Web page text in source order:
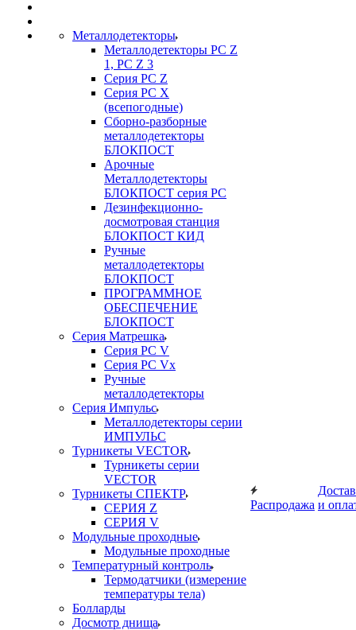
Металлодетекторы
Металлодетекторы РС Z
1, PC Z 3
Серия РС Z
Серия РС X
(всепогодные)
Сборно-разборные
металлодетекторы
БЛОКПОСТ
Арочные
Металлодетекторы
БЛОКПОСТ серия РС
Дезинфекционно-
досмотровая станция
БЛОКПОСТ КИД
Ручные
металлодетекторы
БЛОКПОСТ
ПРОГРАММНОЕ
ОБЕСПЕЧЕНИЕ
БЛОКПОСТ
Серия Матрешка
Серия PC V
Серия PC Vx
Ручные
металлодетекторы
Серия Импульс
Металлодетекторы серии
ИМПУЛЬС
Турникеты VECTOR
Турникеты серии
VECTOR
Турникеты СПЕКТР
СЕРИЯ Z
СЕРИЯ V
Модульные проходные
Модульные проходные
Температурный контроль
Термодатчики (измерение
температуры тела)
Болларды
Досмотр днища
Распродажа и